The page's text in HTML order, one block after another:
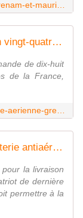
La force aérienne grecque a reçu son vingt-quatrième et dernier Rafale. Pour le moment ? - Zone Militaire
de dix-huit
de la France,
La Roumanie s'offre une nouvelle batterie antiaérienne Patriot
la livraison
de dernière
permettre à la